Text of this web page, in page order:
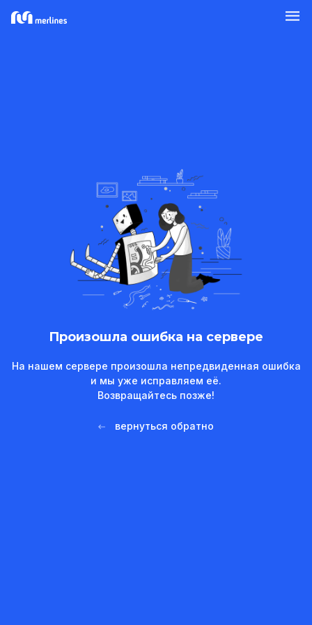
Произошла ошибка на сервере
На нашем сервере произошла непредвиденная ошибка
и мы уже исправляем её.
Возвращайтесь позже!
вернуться обратно